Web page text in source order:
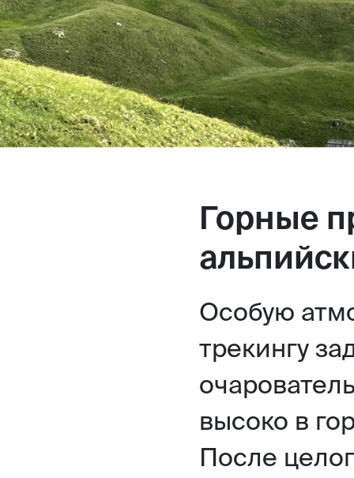
Горные
Особую
трекингу
высоко в
После